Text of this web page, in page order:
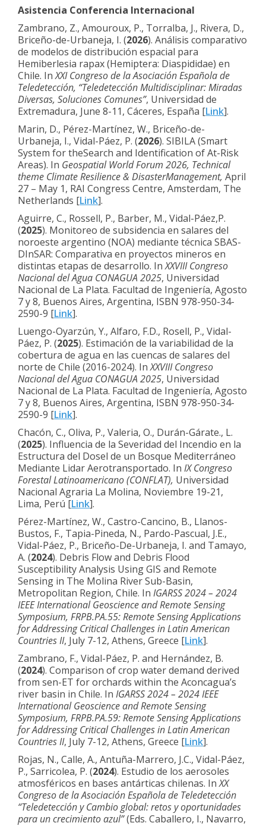
Asistencia Conferencia Internacional
Zambrano, Z., Amouroux, P., Torralba, J., Rivera, D.,
Briceño-de-Urbaneja, I. (2026). Análisis comparativo
de modelos de distribución espacial para
Hemiberlesia rapax (Hemiptera: Diaspididae) en
Chile. InXXI Congreso de la Asociación Española de
Teledetección, “Teledetección Multidisciplinar: Miradas
Diversas, Soluciones Comunes”, Universidad de
Extremadura, June 8-11, Cáceres, España [Link].
Marin, D., Pérez-Martínez, W., Briceño-de-
Urbaneja, I., Vidal-Páez, P. (2026). SIBILA (Smart
System for theSearch and Identification of At-Risk
Areas). In Geospatial World Forum 2026, Technical
theme Climate Resilience & DisasterManagement, April
27 – May 1, RAI Congress Centre, Amsterdam, The
Netherlands [Link].
Aguirre, C., Rossell, P., Barber, M., Vidal-Páez,P.
(2025). Monitoreo de subsidencia en salares del
noroeste argentino (NOA) mediante técnica SBAS-
DInSAR: Comparativa en proyectos mineros en
distintas etapas de desarrollo. InXXVIII Congreso
Nacional del Agua CONAGUA 2025, Universidad
Nacional de La Plata. Facultad de Ingeniería, Agosto
7 y 8, Buenos Aires, Argentina, ISBN 978-950-34-
2590-9 [Link].
Luengo-Oyarzún, Y., Alfaro, F.D., Rosell, P., Vidal-
Páez, P. (2025). Estimación de la variabilidad de la
cobertura de agua en las cuencas de salares del
norte de Chile (2016-2024). InXXVIII Congreso
Nacional del Agua CONAGUA 2025, Universidad
Nacional de La Plata. Facultad de Ingeniería, Agosto
7 y 8, Buenos Aires, Argentina, ISBN 978-950-34-
2590-9 [Link].
Chacón, C., Oliva, P., Valeria, O., Durán-Gárate., L.
(2025). Influencia de la Severidad del Incendio en la
Estructura del Dosel de un Bosque Mediterráneo
Mediante Lidar Aerotransportado. In IX Congreso
Forestal Latinoamericano (CONFLAT), Universidad
Nacional Agraria La Molina, Noviembre 19-21,
Lima, Perú [Link].
Pérez-Martínez, W., Castro-Cancino, B., Llanos-
Bustos, F., Tapia-Pineda, N., Pardo-Pascual, J.E.,
Vidal-Páez, P., Briceño-De-Urbaneja, I. and Tamayo,
A. (2024). Debris Flow and Debris Flood
Susceptibility Analysis Using GIS and Remote
Sensing in The Molina River Sub-Basin,
Metropolitan Region, Chile. In IGARSS 2024 – 2024
IEEE International Geoscience and Remote Sensing
Symposium, FRPB.PA.55: Remote Sensing Applications
for Addressing Critical Challenges in Latin American
Countries II, July 7-12, Athens, Greece [Link].
Zambrano, F., Vidal-Páez, P. and Hernández, B.
(2024). Comparison of crop water demand derived
from sen-ET for orchards within the Aconcagua’s
river basin in Chile. In IGARSS 2024 – 2024 IEEE
International Geoscience and Remote Sensing
Symposium, FRPB.PA.59: Remote Sensing Applications
for Addressing Critical Challenges in Latin American
Countries II, July 7-12, Athens, Greece [Link].
Rojas, N., Calle, A., Antuña-Marrero, J.C., Vidal-Páez,
P., Sarricolea, P. (2024). Estudio de los aerosoles
atmosféricos en bases antárticas chilenas. InXX
Congreso de la Asociación Española de Teledetección
“Teledetección y Cambio global: retos y oportunidades
para un crecimiento azul”(Eds. Caballero, I., Navarro,